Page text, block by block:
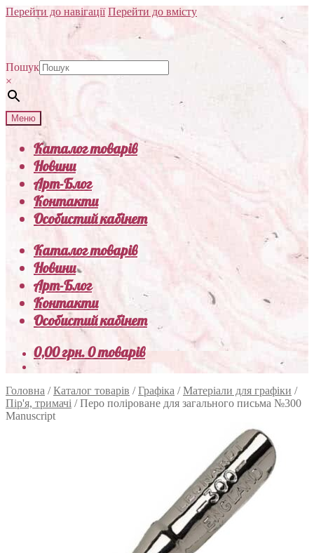
Перейти до навігації Перейти до вмісту
Пошук
×
Меню
Каталог товарів
Новини
Арт-Блог
Контакти
Особистий кабінет
Каталог товарів
Новини
Арт-Блог
Контакти
Особистий кабінет
0,00грн.0 товарів
Головна /Каталог товарів /Графіка /Матеріали для графіки /
Пір'я, тримачі /Перо поліроване для загального письма №300
Manuscript